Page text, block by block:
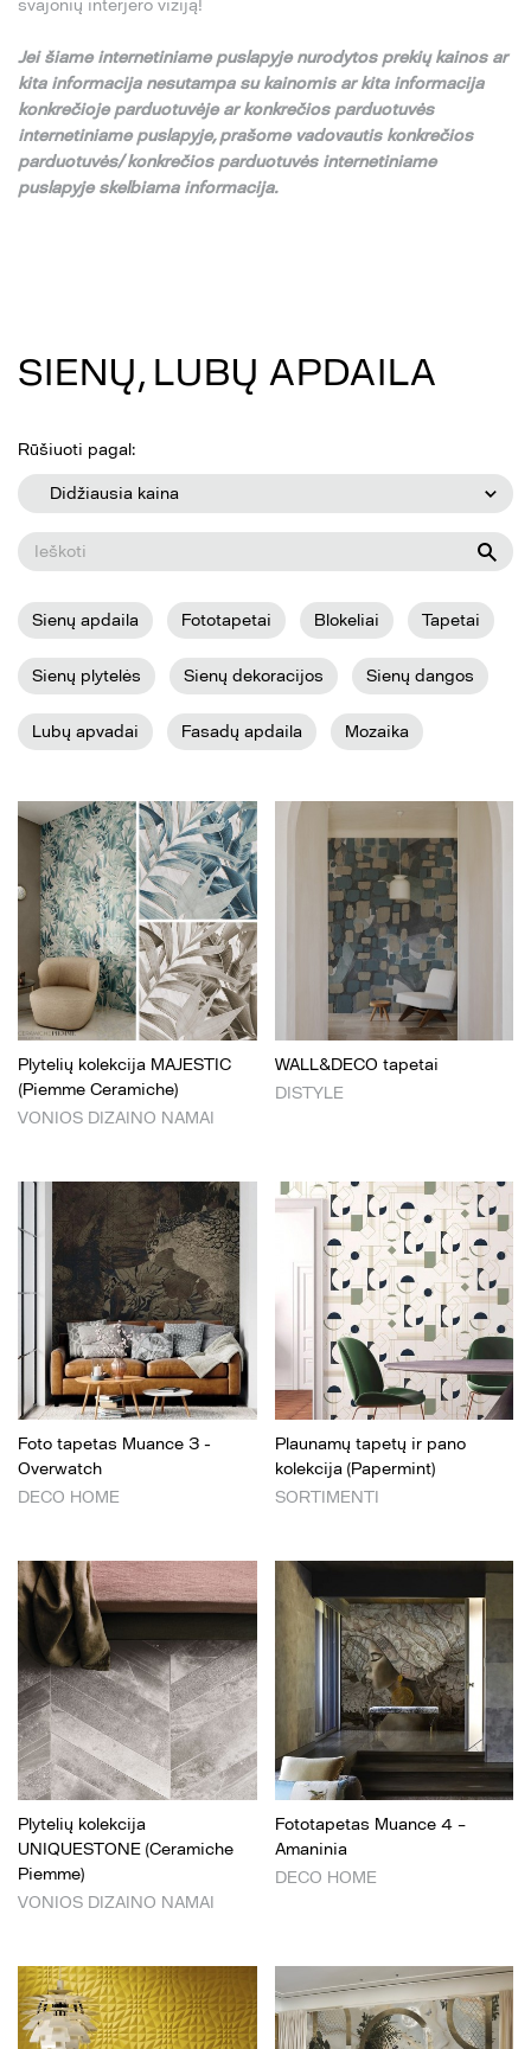
svajonių interjero viziją!
Jeišiame internetiniame puslapyje nurodytos prekiųkainos ar
kita informacija nesutampa sukainomis ar kita informacija
konkrečioje parduotuvėje ar konkrečios parduotuvės
internetiniame puslapyje,prašome vadovautis konkrečios
parduotuvės/ konkrečios parduotuvės internetiniame
puslapyje skelbiama informacija.
SIENŲ, LUBŲ APDAILA
Rūšiuoti pagal:
Didžiausia kaina
Sienų apdaila Fototapetai Blokeliai Tapetai
Sienų plytelės Sienų dekoracijos Sienų dangos
Lubų apvadai Fasadų apdaila Mozaika
Plytelių kolekcija MAJESTIC
(Piemme Ceramiche)
VONIOS DIZAINO NAMAI
WALL&DECO tapetai
DISTYLE
Foto tapetas Muance 3 -
Overwatch
DECO HOME
Plaunamų tapetų ir pano
kolekcija (Papermint)
SORTIMENTI
Plytelių kolekcija
UNIQUESTONE (Ceramiche
Piemme)
VONIOS DIZAINO NAMAI
Fototapetas Muance 4 –
Amaninia
DECO HOME